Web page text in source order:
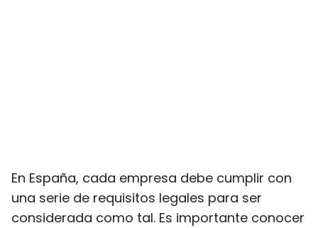
En España, cada empresa debe cumplir con
una serie de requisitos legales para ser
considerada como tal. Es importante conocer